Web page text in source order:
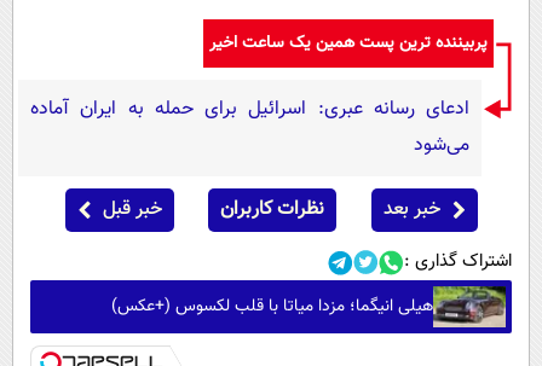
پربیننده ترین پست همین یک ساعت اخیر
ادعای رسانه عبری: اسرائیل برای حمله به ایران آماده
می‌شود
خبر بعد نظرات کاربران خبر قبل
اشتراک گذاری :
هیلی انیگما؛ مزدا میاتا با قلب لکسوس (+عکس)